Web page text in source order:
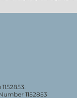
1152853